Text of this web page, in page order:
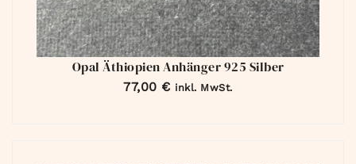
Opal Äthiopien Anhänger 925 Silber
77,00 € inkl. MwSt.